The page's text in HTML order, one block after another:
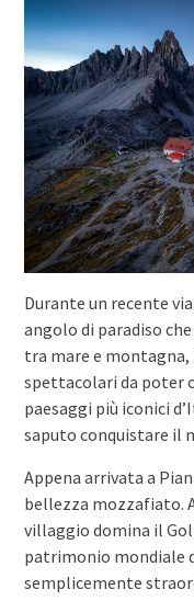
Durante un recente
angolo di paradiso
tra mare e montagna,
spettacolari da poter
paesaggi più iconici
saputo conquistare il
Appena arrivata a
bellezza mozzafiato.
villaggio domina il
patrimonio mondiale
semplicemente